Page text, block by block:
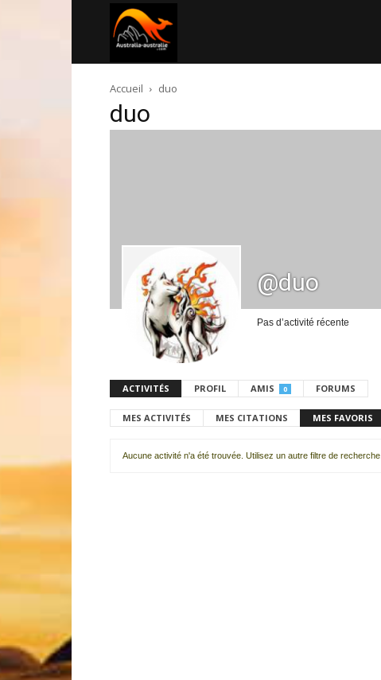
australie.com
Accueil duo
duo
@duo
Pas d’activité récente
ACTIVITÉS PROFIL AMIS 0 FORUMS
MES ACTIVITÉS MES CITATIONS MES FAVORIS
Aucune activité n'a été trouvée. Utilisez un autre filtre de recherche.